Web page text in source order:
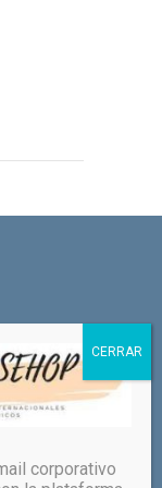
corporativo